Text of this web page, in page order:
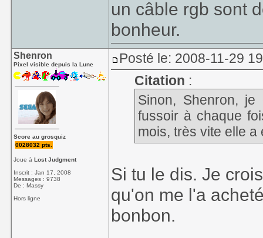
un câble rgb sont
bonheur.
Shenron
Pixel visible depuis la Lune
Score au grosquiz
0028032 pts.
Joue àLost Judgment
Inscrit : Jan 17, 2008
Messages : 9738
De : Massy
Hors ligne
Posté le: 2008-11-29
Citation :
Sinon, Shenron,
fussoir à chaque
mois, très vite elle
Si tu le dis. Je
qu'on me l'a
bonbon.